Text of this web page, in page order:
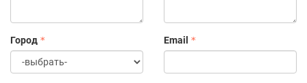
Город Email